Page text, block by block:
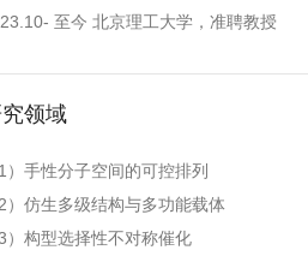
至今 北京理工大学，准聘教授
领域
1）手性分子空间的可控排列
2）仿生多级结构与多功能载体
3）构型选择性不对称催化